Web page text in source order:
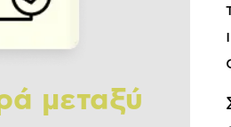
μεταξύ